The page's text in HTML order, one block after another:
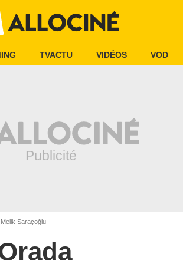
TVACTU VIDÉOS VOD
Saraçoğlu